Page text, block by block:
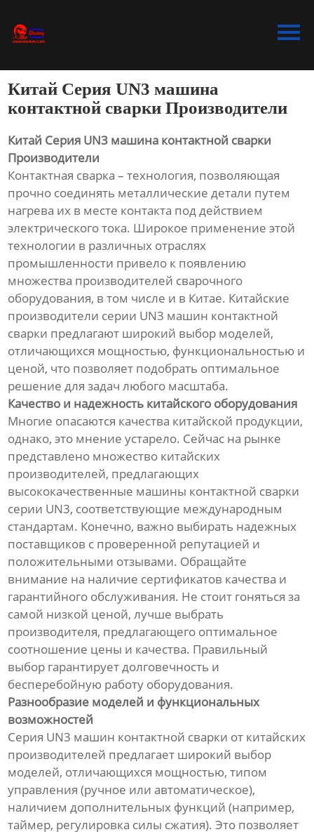
Bидео
О Hас
Контакты
Китай Серия UN3 машина
контактной сварки Производители
Китай Серия UN3 машина контактной сварки
Производители
Контактная сварка – технология, позволяющая
прочно соединять металлические детали путем
нагрева их в месте контакта под действием
электрического тока. Широкое применение этой
технологии в различных отраслях
промышленности привело к появлению
множества производителей сварочного
оборудования, в том числе и в Китае. Китайские
производители серии UN3 машин контактной
сварки предлагают широкий выбор моделей,
отличающихся мощностью, функциональностью и
ценой, что позволяет подобрать оптимальное
решение для задач любого масштаба.
Качество и надежность китайского оборудования
Многие опасаются качества китайской продукции,
однако, это мнение устарело. Сейчас на рынке
представлено множество китайских
производителей, предлагающих
высококачественные машины контактной сварки
серии UN3, соответствующие международным
стандартам. Конечно, важно выбирать надежных
поставщиков с проверенной репутацией и
положительными отзывами. Обращайте
внимание на наличие сертификатов качества и
гарантийного обслуживания. Не стоит гоняться за
самой низкой ценой, лучше выбрать
производителя, предлагающего оптимальное
соотношение цены и качества. Правильный
выбор гарантирует долговечность и
бесперебойную работу оборудования.
Разнообразие моделей и функциональных
возможностей
Серия UN3 машин контактной сварки от китайских
производителей предлагает широкий выбор
моделей, отличающихся мощностью, типом
управления (ручное или автоматическое),
наличием дополнительных функций (например,
таймер, регулировка силы сжатия). Это позволяет